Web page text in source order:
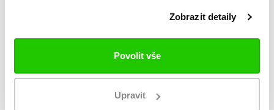
Zobrazit detaily
Povolit vše
Upravit